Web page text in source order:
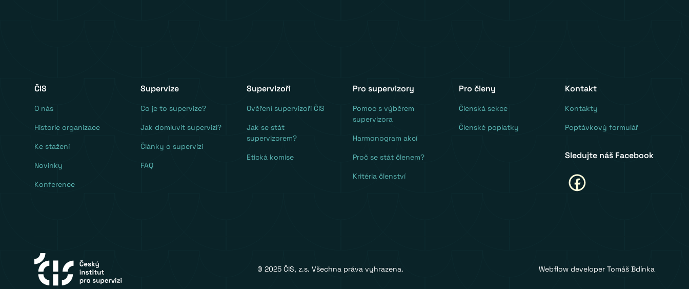
ČIS
O nás
Historie organizace
Ke stažení
Novinky
Konference
Supervize
Co je to supervize?
Jak domluvit supervizi?
Články o supervizi
FAQ
Supervizoři
Ověření supervizoři ČIS
Jak se stát
supervizorem?
Etická komise
Pro supervizory
Pomoc s výběrem
supervizora
Harmonogram akcí
Proč se stát členem?
Kritéria členství
Pro členy
‍Členská sekce
Členské poplatky
Kontakt
Kontakty
Poptávkový formulář
Sledujte náš Facebook
© 2025 ČIS, z.s. Všechna práva vyhrazena. Webflow developer Tomáš Bdínka